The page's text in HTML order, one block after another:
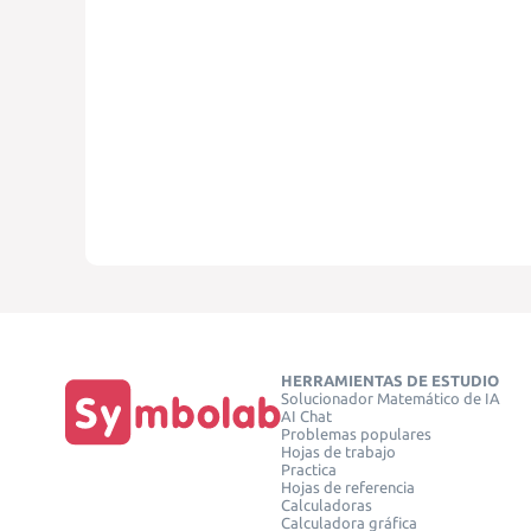
HERRAMIENTAS DE ESTUDIO
Solucionador Matemático de IA
AI Chat
Problemas populares
Hojas de trabajo
Practica
Hojas de referencia
Calculadoras
Calculadora gráfica